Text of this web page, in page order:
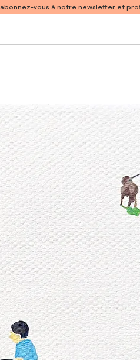
abonnez-vous à notre newsletter et